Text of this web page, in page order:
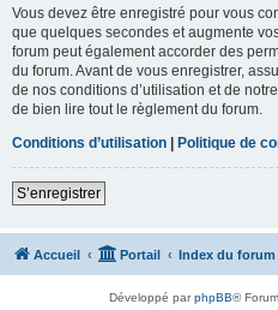
Vous devez être enregistré pour vous
que quelques secondes et augmente
forum peut également accorder des
du forum. Avant de vous enregistrer,
de nos conditions d’utilisation et de
de bien lire tout le règlement du forum.
Conditions d’utilisation | Politique de
S’enregistrer
Accueil Portail Index du forum
Développé parphpBB®